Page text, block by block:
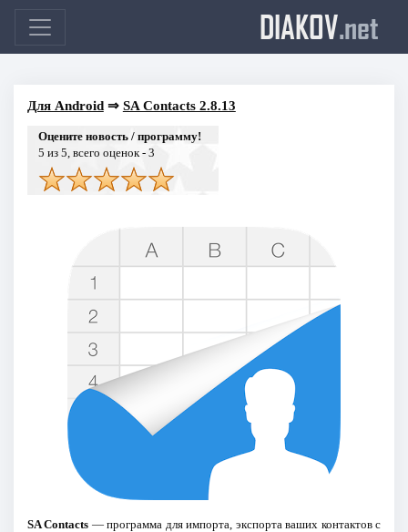
DIAKOV.net
Для Android⇒ SA Contacts 2.8.13
Оцените новость / программу!
5 из 5, всего оценок - 3
SA Contacts — программа для импорта, экспорта ваших контактов с